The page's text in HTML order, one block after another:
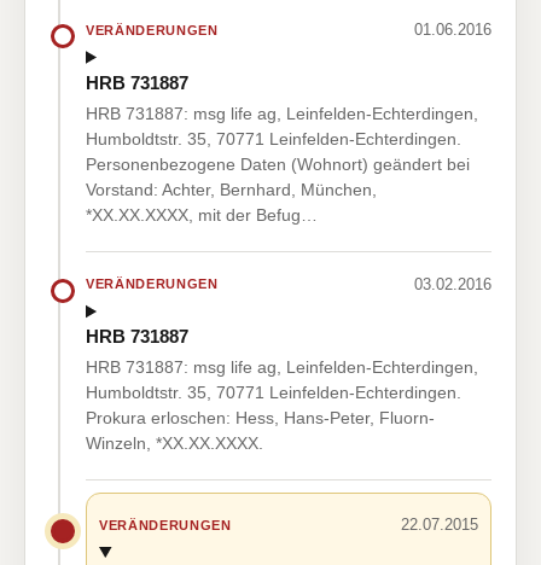
VERÄNDERUNGEN 01.06.2016
HRB 731887
HRB 731887: msg life ag, Leinfelden-Echterdingen,
Humboldtstr. 35, 70771 Leinfelden-Echterdingen.
Personenbezogene Daten (Wohnort) geändert bei
Vorstand: Achter, Bernhard, München,
*XX.XX.XXXX, mit der Befug…
VERÄNDERUNGEN 03.02.2016
HRB 731887
HRB 731887: msg life ag, Leinfelden-Echterdingen,
Humboldtstr. 35, 70771 Leinfelden-Echterdingen.
Prokura erloschen: Hess, Hans-Peter, Fluorn-
Winzeln, *XX.XX.XXXX.
VERÄNDERUNGEN 22.07.2015